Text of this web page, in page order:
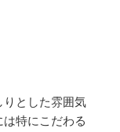
とした雰囲気
特にこだわる